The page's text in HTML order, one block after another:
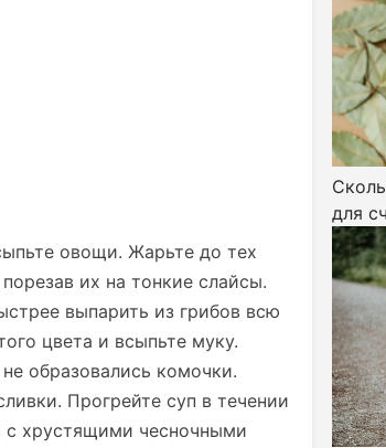
овощи. Жарьте до тех
их на тонкие слайсы.
выпарить из грибов всю
цвета и всыпьте муку.
образовались комочки.
Прогрейте суп в течении
с хрустящими чесночными
для